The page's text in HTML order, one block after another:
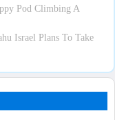
Pod Climbing A
Israel Plans To Take